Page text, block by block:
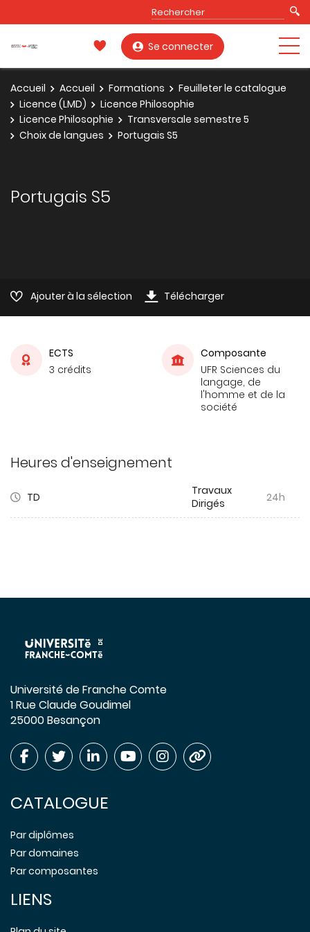
Se connecter
Accueil Accueil Formations
Feuilleter le catalogue
Licence (LMD)
Licence Philosophie
Licence Philosophie
Transversale semestre 5
Choix de langues
Portugais S5
Portugais S5
Ajouter à la sélection Télécharger
ECTS
3 crédits
Composante
UFR Sciences du
langage, de
l'homme et de la
société
Heures d'enseignement
TD
Travaux
Dirigés
24h
Université de Franche Comte
1 Rue Claude Goudimel
25000 Besançon
CATALOGUE
Par diplômes
Par domaines
Par composantes
LIENS